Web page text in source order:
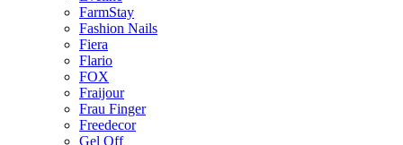
FarmStay
Fashion Nails
Fiera
Flario
FOX
Fraijour
Frau Finger
Freedecor
Gel Off